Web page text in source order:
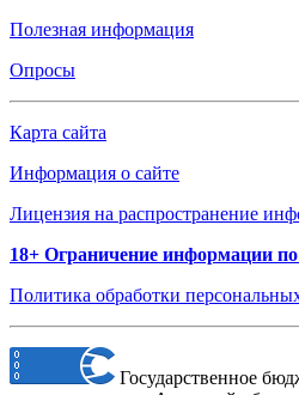
Полезная информация
Опросы
Карта сайта
Информация о сайте
Лицензия на распространение
18+ Ограничение информации по
Политика обработки
Государственное